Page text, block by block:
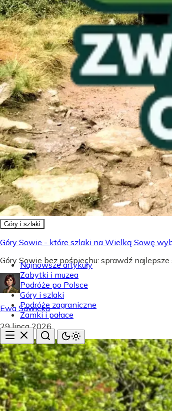
Najnowsze artykuły
Zabytki i muzea
Podróże po Polsce
Góry i szlaki
Podróże zagraniczne
Zamki i pałace
Góry i szlaki
Góry Sowie - które szlaki na Wielką Sowę
Góry Sowie bez pośpiechu: sprawdź
Ewa Sawicka
29 lipca 2026